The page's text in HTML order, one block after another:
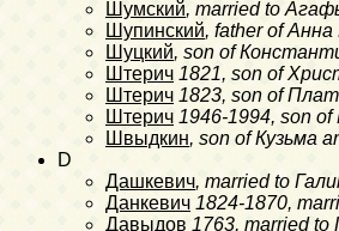
Шумский, married to
Шупинский, father of
Шуцкий, son of
Штерич 1821, son of
Штерич 1823, son of
Штерич 1946-1994, son
Швыдкин, son of Кузьма
D
Дашкевич, married to
Данкевич 1824-1870,
Давыдов 1763, married to